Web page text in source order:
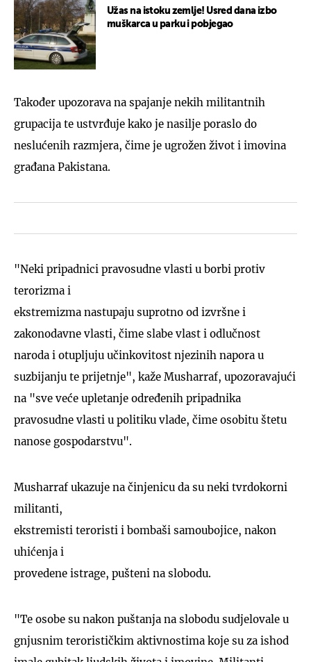
Užas na istoku zemlje! Usred dana izbo
muškarca u parku i pobjegao
Također upozorava na spajanje nekih militantnih
grupacija te ustvrđuje kako je nasilje poraslo do
neslućenih razmjera, čime je ugrožen život i imovina
građana Pakistana.
"Neki pripadnici pravosudne vlasti u borbi protiv
terorizma i
ekstremizma nastupaju suprotno od izvršne i
zakonodavne vlasti, čime slabe vlast i odlučnost
naroda i otupljuju učinkovitost njezinih napora u
suzbijanju te prijetnje", kaže Musharraf, upozoravajući
na "sve veće upletanje određenih pripadnika
pravosudne vlasti u politiku vlade, čime osobitu štetu
nanose gospodarstvu".
Musharraf ukazuje na činjenicu da su neki tvrdokorni
militanti,
ekstremisti teroristi i bombaši samoubojice, nakon
uhićenja i
provedene istrage, pušteni na slobodu.
"Te osobe su nakon puštanja na slobodu sudjelovale u
gnjusnim terorističkim aktivnostima koje su za ishod